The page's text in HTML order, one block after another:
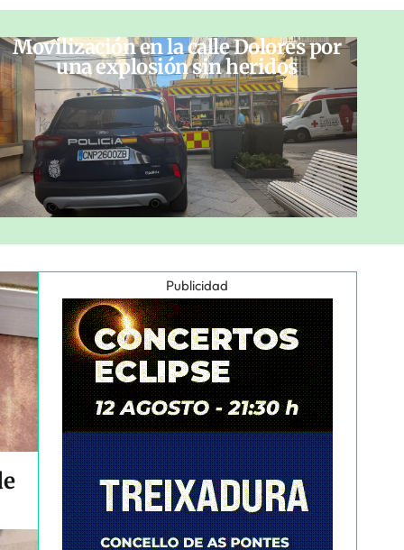
Movilización en la calle Dolores por
una explosión sin heridos
Publicidad